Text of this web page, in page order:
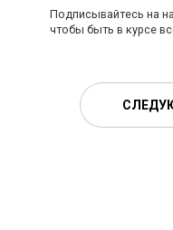
Подписывайтесь на
чтобы быть в курсе